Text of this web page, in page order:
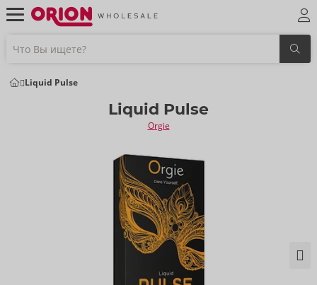
Liquid Pulse
Liquid Pulse
Orgie